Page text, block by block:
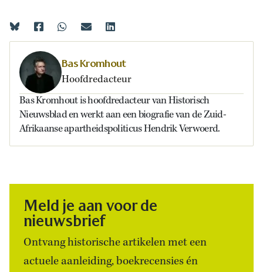
Bas Kromhout
Hoofdredacteur
Bas Kromhout is hoofdredacteur van Historisch
Nieuwsblad en werkt aan een biografie van de Zuid-
Afrikaanse apartheidspoliticus Hendrik Verwoerd.
Meld je aan voor de
nieuwsbrief
Ontvang historische artikelen met een
actuele aanleiding, boekrecensies én